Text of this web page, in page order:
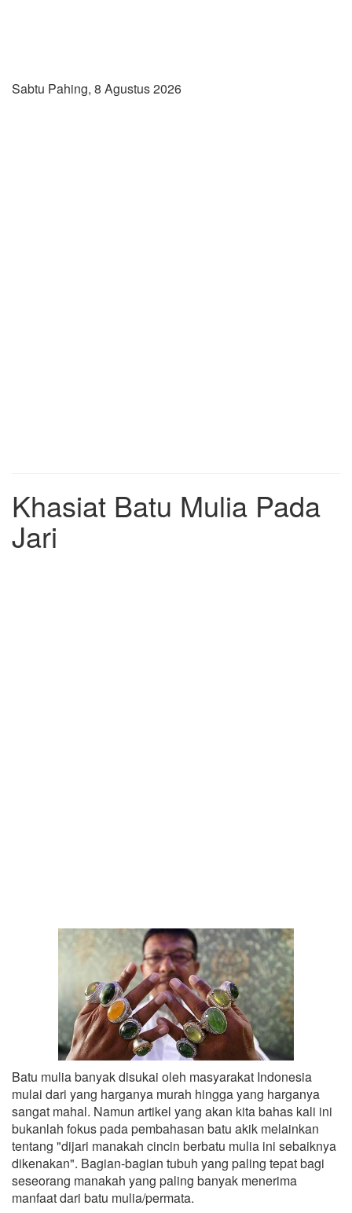
Sabtu Pahing, 8 Agustus 2026
Khasiat Batu Mulia Pada
Jari
Batu mulia banyak disukai oleh masyarakat Indonesia
mulai dari yang harganya murah hingga yang harganya
sangat mahal. Namun artikel yang akan kita bahas kali ini
bukanlah fokus pada pembahasan batu akik melainkan
tentang "dijari manakah cincin berbatu mulia ini sebaiknya
dikenakan". Bagian-bagian tubuh yang paling tepat bagi
seseorang manakah yang paling banyak menerima
manfaat dari batu mulia/permata.